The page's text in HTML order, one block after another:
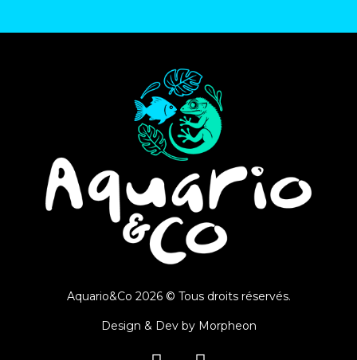
Aquario&Co 2026 © Tous droits réservés.
Design & Dev by Morpheon